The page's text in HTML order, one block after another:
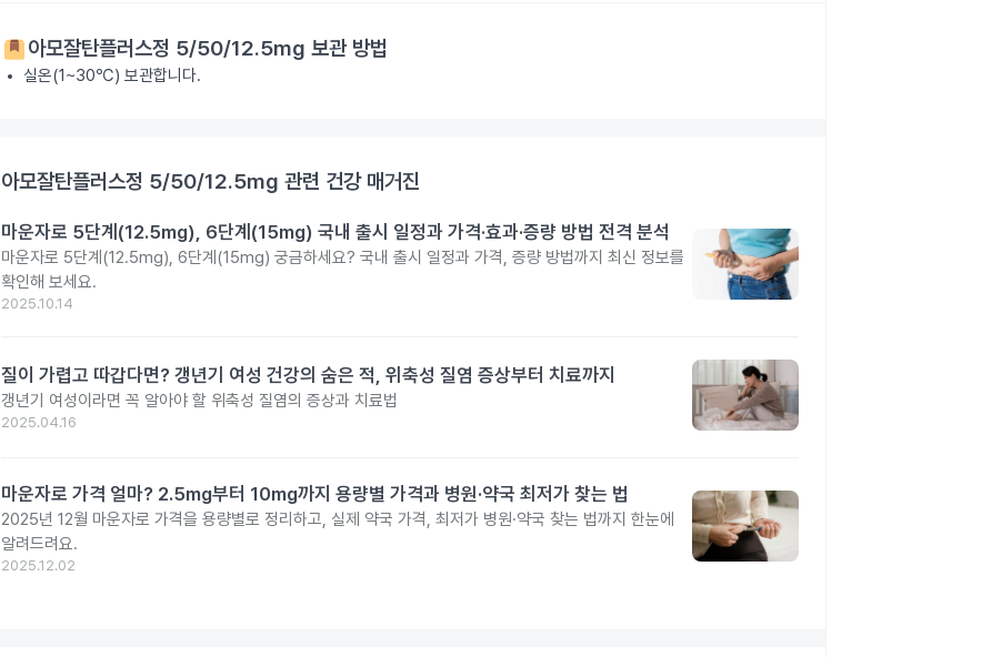
아모잘탄플러스정 5/50/12.5mg 보관 방법
실온(1~30℃) 보관합니다.
아모잘탄플러스정 5/50/12.5mg 관련 건강 매거진
마운자로 5단계(12.5mg), 6단계(15mg) 국내 출시 일정과 가격·효과·증량 방법 전격 분석
마운자로 5단계(12.5mg), 6단계(15mg) 궁금하세요? 국내 출시 일정과 가격, 증량 방법까지 최신 정보를
확인해 보세요.
2025.10.14
질이 가렵고 따갑다면? 갱년기 여성 건강의 숨은 적, 위축성 질염 증상부터 치료까지
갱년기 여성이라면 꼭 알아야 할 위축성 질염의 증상과 치료법
2025.04.16
마운자로 가격 얼마? 2.5mg부터 10mg까지 용량별 가격과 병원·약국 최저가 찾는 법
2025년 12월 마운자로 가격을 용량별로 정리하고, 실제 약국 가격, 최저가 병원·약국 찾는 법까지 한눈에
알려드려요.
2025.12.02